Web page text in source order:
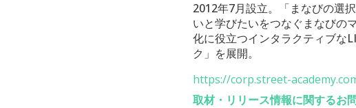
2012年7月設立。「まなびの選
いと学びたいをつなぐまなびの
化に役立つインタラクティブな
ク」を展開。
https://corp.street-
取材・リリース情報に関するお